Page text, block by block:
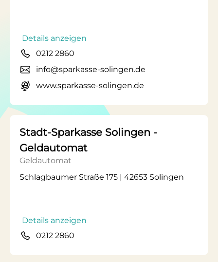
Details anzeigen
0212 2860
info@sparkasse-solingen.de
www.sparkasse-solingen.de
Stadt-Sparkasse Solingen -
Geldautomat
Geldautomat
Schlagbaumer Straße 175 | 42653 Solingen
Details anzeigen
0212 2860